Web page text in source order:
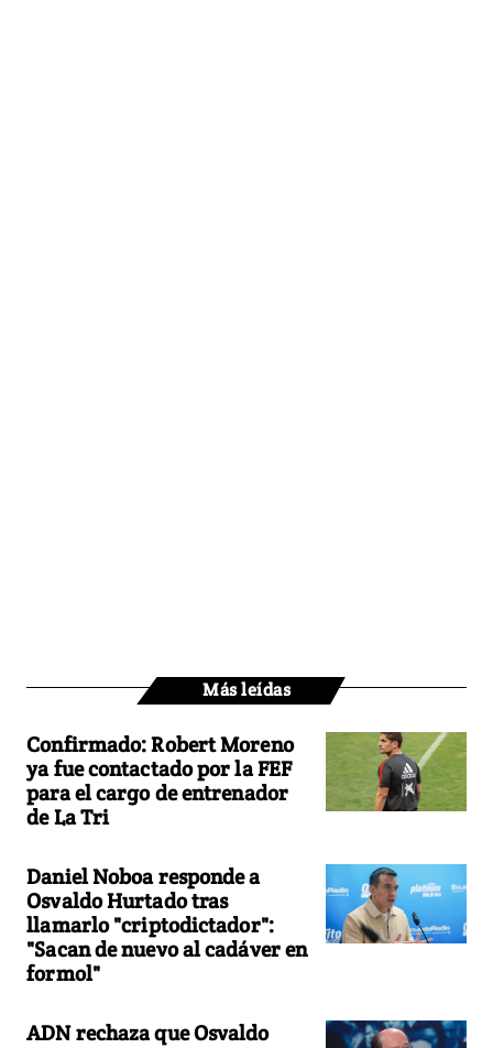
Más leídas
Confirmado: Robert Moreno
ya fue contactado por la FEF
para el cargo de entrenador
de La Tri
Daniel Noboa responde a
Osvaldo Hurtado tras
llamarlo "criptodictador":
"Sacan de nuevo al cadáver en
formol"
ADN rechaza que Osvaldo